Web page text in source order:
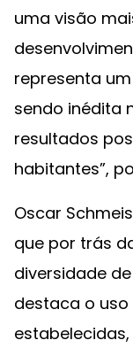
uma visão
representa
sendo inédita
resultados
habitantes”,
Oscar
que por trás
diversidade
destaca o